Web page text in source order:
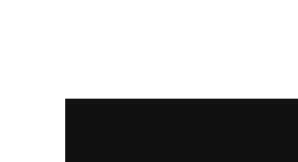
LA PLAYLIST DELLE